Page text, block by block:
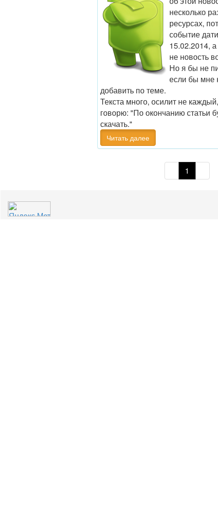
несколько
ресурсах,
событие
15.02.2014,
не новость
Но я бы не
если бы мне
добавить по теме.
Текста много, осилит не
говорю: "По окончанию статьи
скачать."
Читать далее
1